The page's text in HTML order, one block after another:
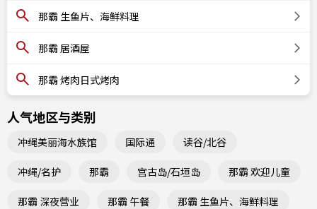
那霸 生鱼片、海鲜料理
那霸 居酒屋
那霸 烤肉日式烤肉
人气地区与类别
冲绳美丽海水族馆 国际通 读谷/北谷
冲绳/名护 那霸 宫古岛/石垣岛 那霸 欢迎儿童
那霸 深夜营业 那霸 午餐 那霸 生鱼片、海鲜料理